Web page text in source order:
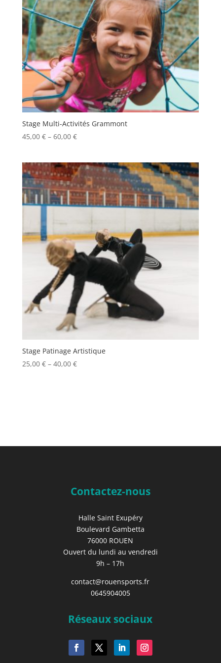
Stage Multi-Activités Grammont
45,00 €– 60,00 €
Stage Patinage Artistique
25,00 €– 40,00 €
Contactez-nous
Halle Saint Exupéry
Boulevard Gambetta
76000 ROUEN
Ouvert du lundi au vendredi
9h – 17h
contact@rouensports.fr
0645904005
Réseaux sociaux